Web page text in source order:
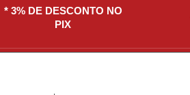
* 3% DE DESCONTO NO
PIX